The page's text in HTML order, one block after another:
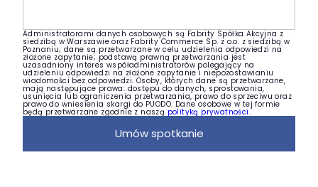
Administratorami danych osobowych są Fabrity Spółka Akcyjna z
siedzibą w Warszawie oraz Fabrity Commerce Sp. z o.o. z siedzibą w
Poznaniu; dane są przetwarzane w celu udzielenia odpowiedzi na
złożone zapytanie; podstawą prawną przetwarzania jest
uzasadniony interes współadministratorów polegający na
udzieleniu odpowiedzi na złożone zapytanie i niepozostawianiu
wiadomości bez odpowiedzi. Osoby, których dane są przetwarzane,
mają następujące prawa: dostępu do danych, sprostowania,
usunięcia lub ograniczenia przetwarzania, prawo do sprzeciwu oraz
prawo do wniesienia skargi do PUODO. Dane osobowe w tej formie
będą przetwarzane zgodnie z naszą polityką prywatności.
Umów spotkanie